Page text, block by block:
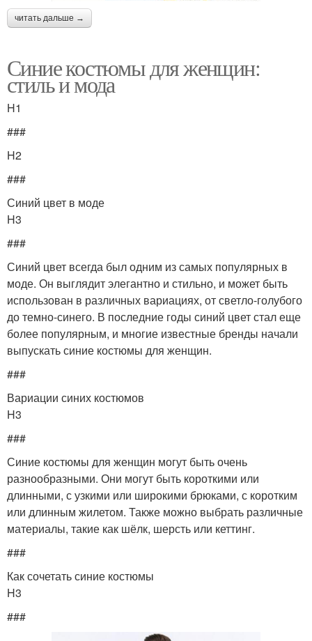
читать дальше →
Синие костюмы для женщин:
стиль и мода
H1
###
H2
###
Синий цвет в моде
H3
###
Синий цвет всегда был одним из самых популярных в
моде. Он выглядит элегантно и стильно, и может быть
использован в различных вариациях, от светло-голубого
до темно-синего. В последние годы синий цвет стал еще
более популярным, и многие известные бренды начали
выпускать синие костюмы для женщин.
###
Вариации синих костюмов
H3
###
Синие костюмы для женщин могут быть очень
разнообразными. Они могут быть короткими или
длинными, с узкими или широкими брюками, с коротким
или длинным жилетом. Также можно выбрать различные
материалы, такие как шёлк, шерсть или кеттинг.
###
Как сочетать синие костюмы
H3
###